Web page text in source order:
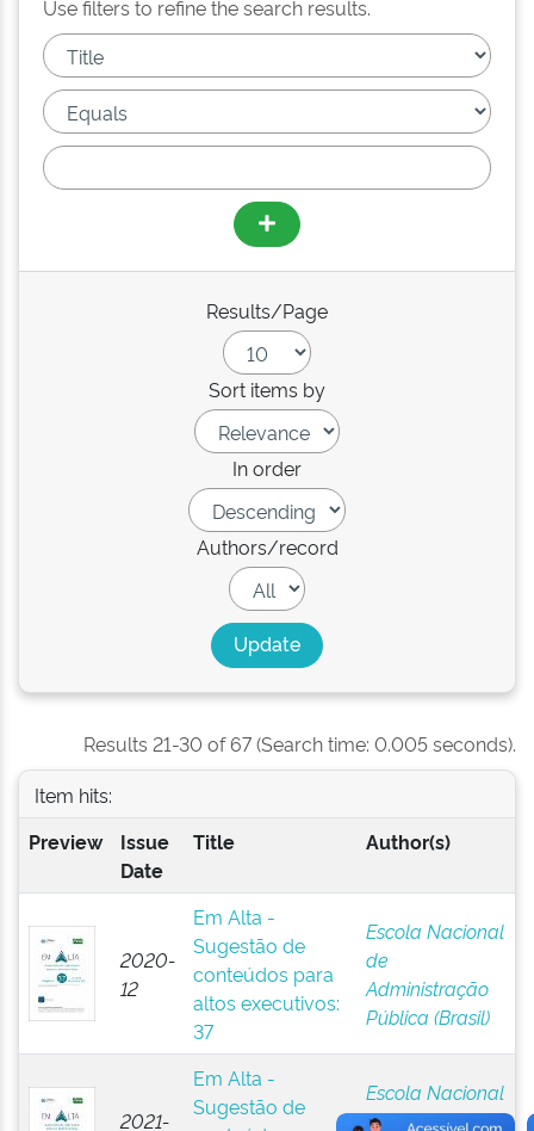
Use filters to refine the search results.
Results/Page
Sort items by
In order
Authors/record
Results 21-30 of 67 (Search time: 0.005 seconds).
Item hits:
Preview
Issue
Date
Title Author(s)
2020-
12
Em Alta -
Sugestão de
conteúdos para
altos executivos:
37
Escola Nacional
de
Administração
Pública (Brasil)
2021-
Em Alta -
Sugestão de
Escola Nacional
de